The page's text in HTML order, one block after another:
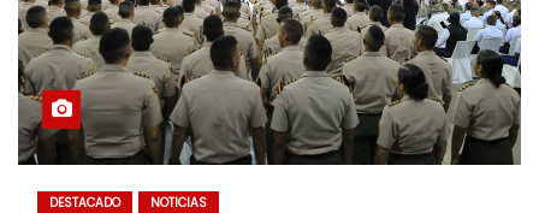
DESTACADO NOTICIAS